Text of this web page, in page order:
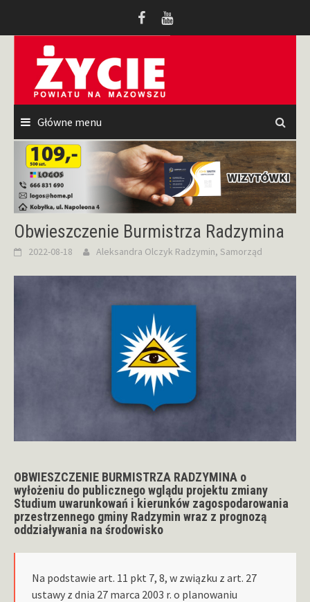
Główne menu
Obwieszczenie Burmistrza Radzymina
2022-08-18 Aleksandra Olczyk Radzymin, Samorząd
OBWIESZCZENIE BURMISTRZA RADZYMINA o
wyłożeniu do publicznego wglądu projektu zmiany
Studium uwarunkowań i kierunków zagospodarowania
przestrzennego gminy Radzymin wraz z prognozą
oddziaływania na środowisko
Na podstawie art. 11 pkt 7, 8, w związku z art. 27
ustawy z dnia 27 marca 2003 r. o planowaniu